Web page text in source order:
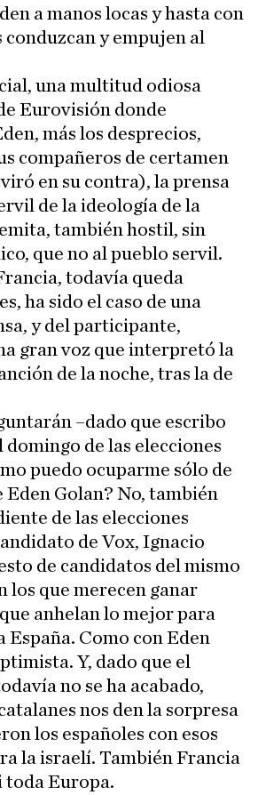
a manos locas y hasta con
conduzcan y empujen al
una multitud odiosa
Eurovisión donde
más los desprecios,
compañeros de certamen
en su contra), la prensa
de la ideología de la
también hostil, sin
que no al pueblo servil.
todavía queda
ha sido el caso de una
y del participante,
gran voz que interpretó la
de la noche, tras la de
–dado que escribo
domingo de las elecciones
puedo ocuparme sólo de
Golan? No, también
de las elecciones
de Vox, Ignacio
de candidatos del mismo
los que merecen ganar
anhelan lo mejor para
España. Como con Eden
Y, dado que el
no se ha acabado,
nos den la sorpresa
los españoles con esos
la israelí. También Francia
toda Europa.